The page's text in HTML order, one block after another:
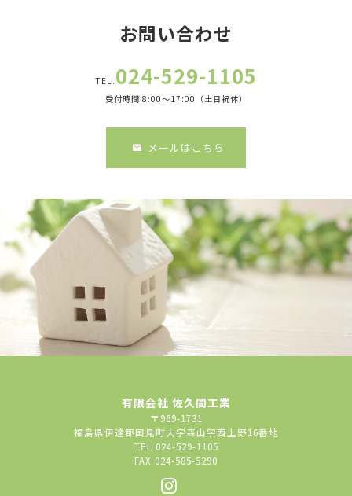
お問い合わせ
TEL. 024-529-1105
受付時間 8:00～17:00（土日祝休）
メールはこちら
有限会社 佐久間工業
〒969-1731
福島県伊達郡国見町大字森山字西上野16番地
TEL 024-529-1105
FAX 024-585-5290